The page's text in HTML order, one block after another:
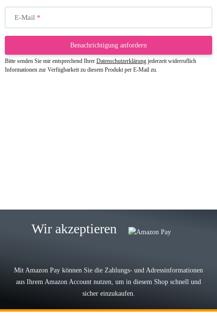
E-Mail
Benachrichtigung anfordern
Bitte senden Sie mir entsprechend Ihrer Datenschutzerklärung jederzeit widerruflich
Informationen zur Verfügbarkeit zu diesem Produkt per E-Mail zu.
Lieferung, man kann bedenkenlos
Der Koffer macht einen sehr soliden
Wir akzeptieren
Mit Amazon Pay können Sie die Zahlungs- und Adressinformationen
aus Ihrem Amazon Account nutzen, um in diesem Shop schnell und
sicher einzukaufen.